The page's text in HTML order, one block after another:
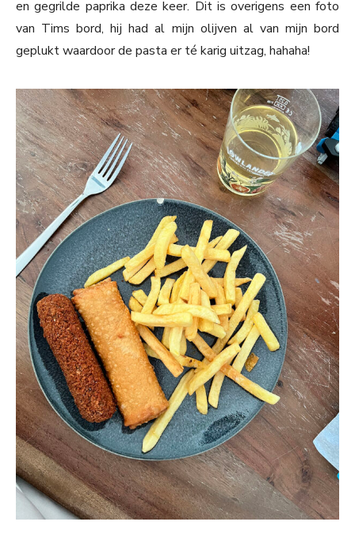
en gegrilde paprika deze keer. Dit is overigens een foto
van Tims bord, hij had al mijn olijven al van mijn bord
geplukt waardoor de pasta er té karig uitzag, hahaha!